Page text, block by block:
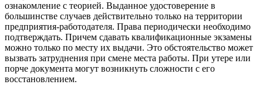
ознакомление с теорией. Выданное удостоверение в
большинстве случаев действительно только на территории
предприятия-работодателя. Права периодически необходимо
подтверждать. Причем сдавать квалификационные экзамены
можно только по месту их выдачи. Это обстоятельство может
вызвать затруднения при смене места работы. При утере или
порче документа могут возникнуть сложности с его
восстановлением.